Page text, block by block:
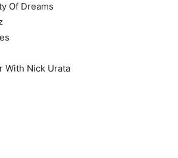
Of Dreams
With Nick Urata